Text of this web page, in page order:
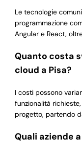
Le tecnologie
programmazione
Angular e React,
Quanto costa
cloud a Pisa?
I costi possono
funzionalità
progetto, partendo
Quali aziende